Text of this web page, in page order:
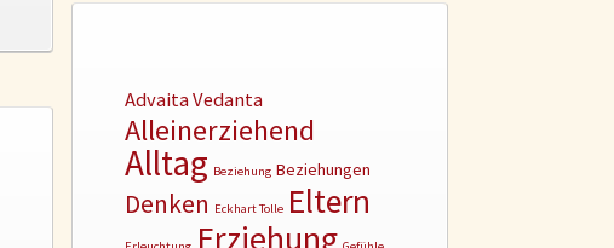
Advaita Vedanta
Alleinerziehend
Alltag Beziehung Beziehungen
Denken Eckhart Tolle Eltern
Erziehung